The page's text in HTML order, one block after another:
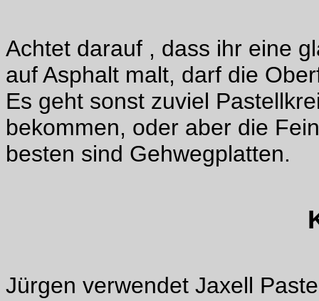
Achtet darauf , dass ihr eine
auf Asphalt malt, darf die
Es geht sonst zuviel
bekommen, oder aber die
besten sind Gehwegplatten.
Jürgen verwendet Jaxell